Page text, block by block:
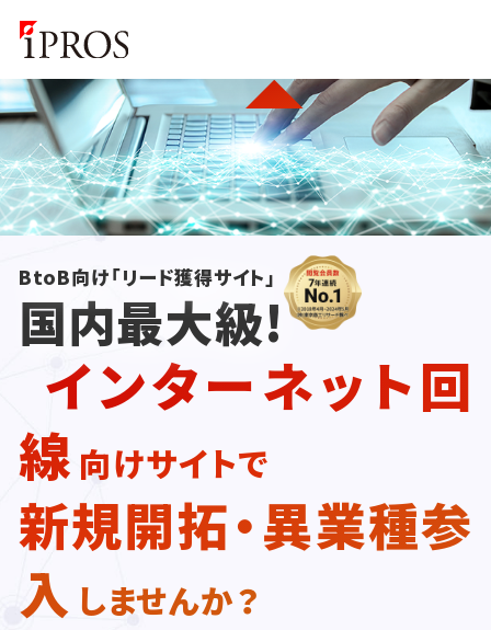
BtoB向け「リード獲得サイト」
国内最大級!
インターネット回
線 向けサイトで
新規開拓・異業種参
入 しませんか？